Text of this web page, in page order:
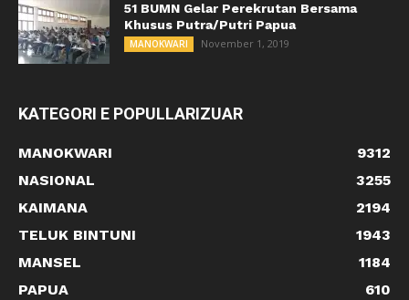
51 BUMN Gelar Perekrutan Bersama
Khusus Putra/Putri Papua
MANOKWARI November 1, 2019
KATEGORI E POPULLARIZUAR
MANOKWARI
9312
NASIONAL
3255
KAIMANA
2194
TELUK BINTUNI
1943
MANSEL
1184
PAPUA
610